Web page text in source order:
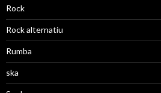
Rock
Rock alternatiu
Rumba
ska